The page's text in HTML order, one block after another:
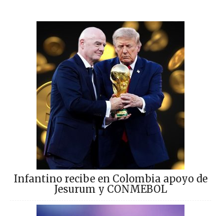
Infantino recibe en Colombia apoyo de
Jesurum y CONMEBOL